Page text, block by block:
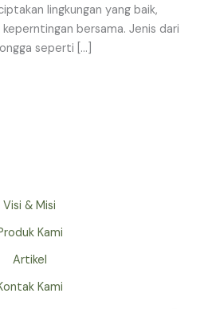
lingkungan yang baik,
bersama. Jenis dari
seperti […]
Visi & Misi
Kami
Artikel
Kami